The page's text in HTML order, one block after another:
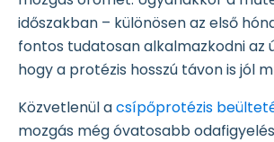
időszakban – különösen az első
fontos tudatosan alkalmazkodni az
hogy a protézis hosszú távon is jól
Közvetlenül acsípőprotézis
mozgás még óvatosabb